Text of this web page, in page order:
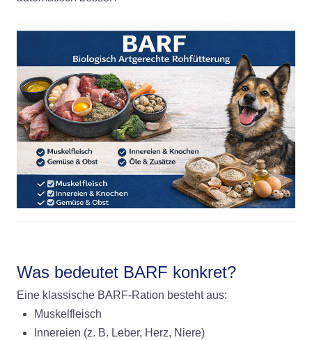
Was bedeutet BARF konkret?
Eine klassische BARF-Ration besteht aus:
Muskelfleisch
Innereien (z. B. Leber, Herz, Niere)